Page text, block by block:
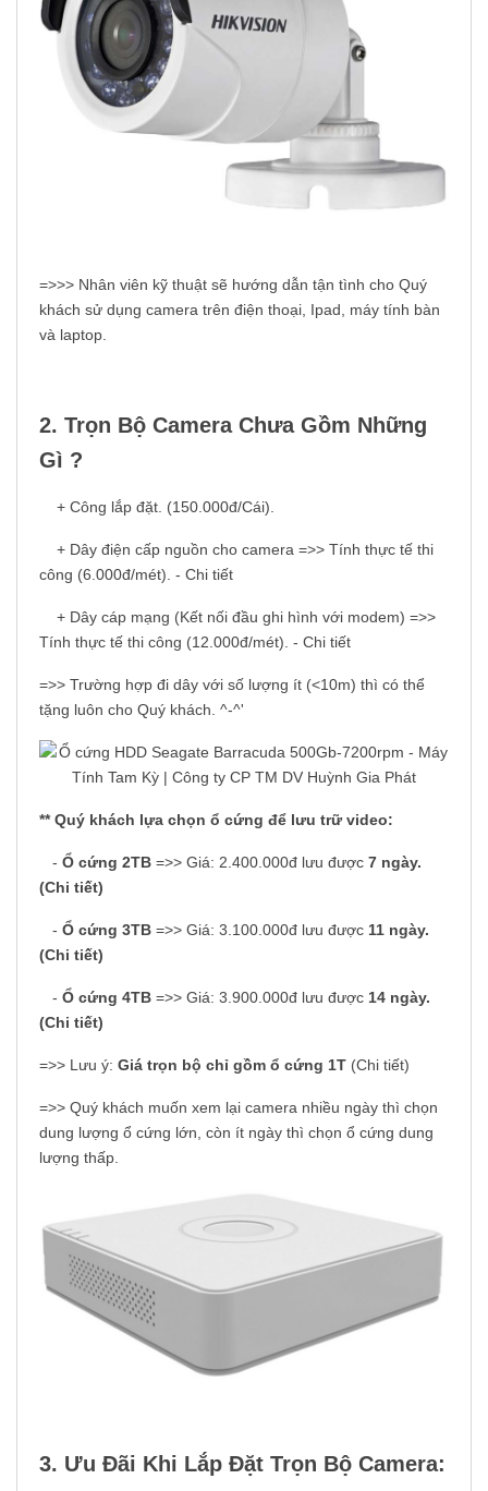
=>>> Nhân viên kỹ thuật sẽ hướng dẫn tận tình cho Quý
khách sử dụng camera trên điện thoại, Ipad, máy tính bàn
và laptop.
2. Trọn Bộ Camera Chưa Gồm Những
Gì ?
+ Công lắp đặt. (150.000đ/Cái).
+ Dây điện cấp nguồn cho camera =>> Tính thực tế thi
công (6.000đ/mét). - Chi tiết
+ Dây cáp mạng (Kết nối đầu ghi hình với modem) =>>
Tính thực tế thi công (12.000đ/mét). - Chi tiết
=>> Trường hợp đi dây với số lượng ít (<10m) thì có thể
tặng luôn cho Quý khách. ^-^'
** Quý khách lựa chọn ổ cứng để lưu trữ video:
- Ổ cứng 2TB =>> Giá: 2.400.000đ lưu được 7 ngày.
(Chi tiết)
- Ổ cứng 3TB =>> Giá: 3.100.000đ lưu được 11 ngày.
(Chi tiết)
- Ổ cứng 4TB =>> Giá: 3.900.000đ lưu được 14 ngày.
(Chi tiết)
=>> Lưu ý: Giá trọn bộ chỉ gồm ổ cứng 1T (Chi tiết)
=>> Quý khách muốn xem lại camera nhiều ngày thì chọn
dung lượng ổ cứng lớn, còn ít ngày thì chọn ổ cứng dung
lượng thấp.
3. Ưu Đãi Khi Lắp Đặt Trọn Bộ Camera: